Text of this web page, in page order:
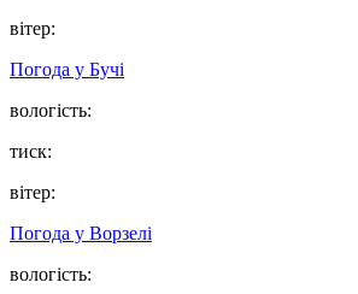
вітер:
Погода у Бучі
вологість:
тиск:
вітер:
Погода у Ворзелі
вологість: